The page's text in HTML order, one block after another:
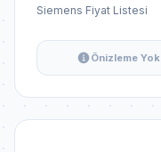
Siemens Fiyat Listesi
Önizleme Yok